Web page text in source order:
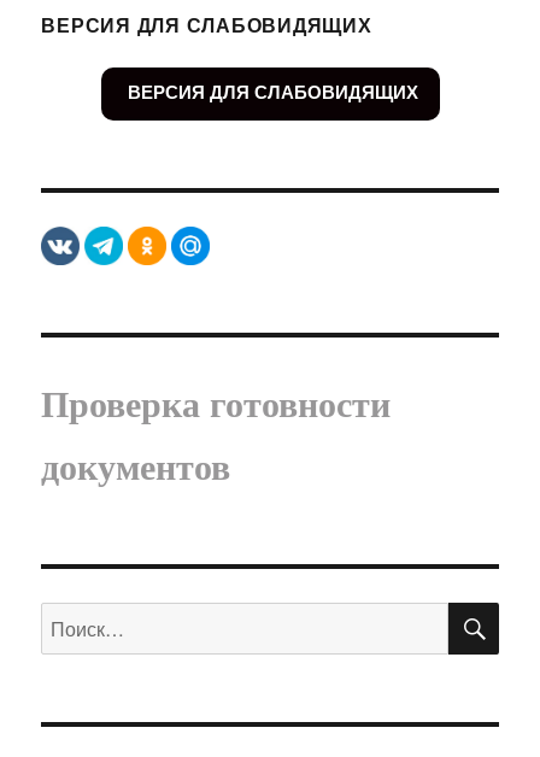
ВЕРСИЯ ДЛЯ СЛАБОВИДЯЩИХ
ВЕРСИЯ ДЛЯ СЛАБОВИДЯЩИХ
Проверка готовности
документов
Искать: